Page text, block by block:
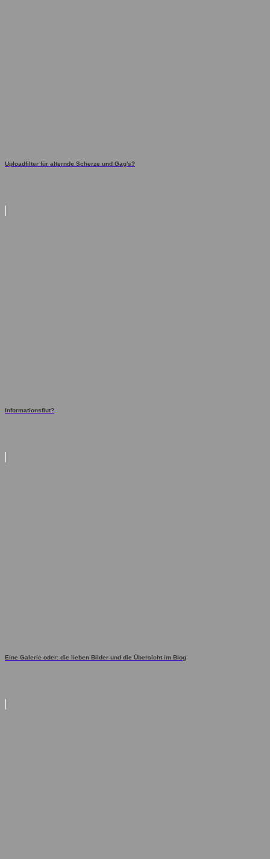
Uploadfilter für alternde Scherze und Gag's?
Informationsflut?
Eine Galerie oder: die lieben Bilder und die Übersicht im Blog